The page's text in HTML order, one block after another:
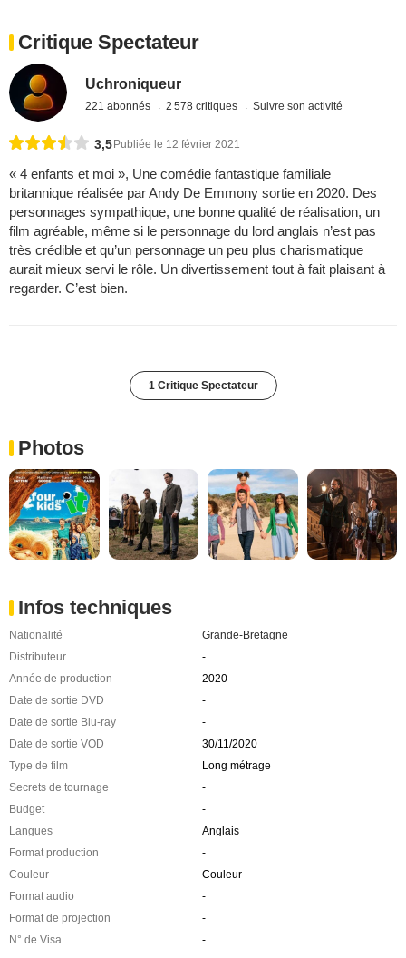
Critique Spectateur
Uchroniqueur
221 abonnés 2 578 critiques Suivre son activité
3,5 Publiée le 12 février 2021
« 4 enfants et moi », Une comédie fantastique familiale
britannique réalisée par Andy De Emmony sortie en 2020. Des
personnages sympathique, une bonne qualité de réalisation, un
film agréable, même si le personnage du lord anglais n’est pas
très crédible et qu’un personnage un peu plus charismatique
aurait mieux servi le rôle. Un divertissement tout à fait plaisant à
regarder. C’est bien.
1 Critique Spectateur
Photos
Infos techniques
Nationalité
Grande-Bretagne
Distributeur
-
Année de production
2020
Date de sortie DVD
-
Date de sortie Blu-ray
-
Date de sortie VOD
30/11/2020
Type de film
Long métrage
Secrets de tournage
-
Budget
-
Langues
Anglais
Format production
-
Couleur
Couleur
Format audio
-
Format de projection
-
N° de Visa
-